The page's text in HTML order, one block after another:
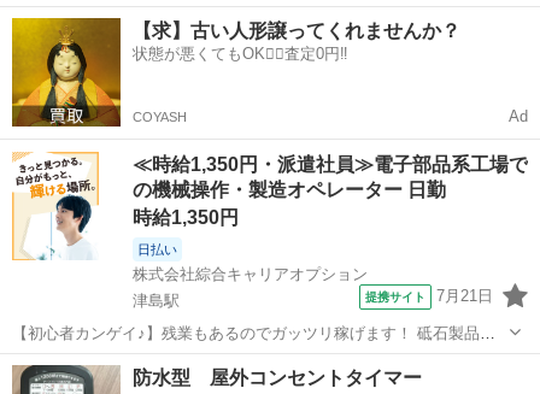
可で お願いします。 自宅保管品 キャンプなど屋外使用あり きれいだ
とおもいますが 古傷や汚れなど 理解した方で購入ください。 キャン
プ アウトド...
愛知 津島市 木田駅 家庭用品 スパイスボックス
【求】古い人形譲ってくれませんか？
状態が悪くてもOK🙆‍♀️査定0円‼️
COYASH Ad
≪時給1,350円・派遣社員≫電子部品系工場で
の機械操作・製造オペレーター 日勤
時給1,350円
日払い
株式会社綜合キャリアオプション
津島駅
提携サイト 7月21日
【初心者カンゲイ♪】残業もあるのでガッツリ稼げます！ 砥石製品の
型付け・運搬 【業務内容詳細】 ドーナツの形をした製品を熱処理する
前に、型崩れしないように製品の周りに型をくっつけて行く作業と運
愛知 津島市 津島駅 その他
防水型 屋外コンセントタイマー